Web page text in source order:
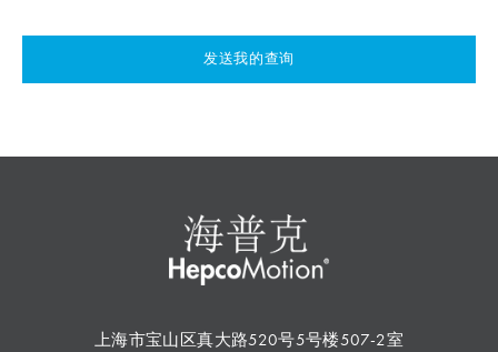
发送我的查询
上海市宝山区真大路520号5号楼507-2室